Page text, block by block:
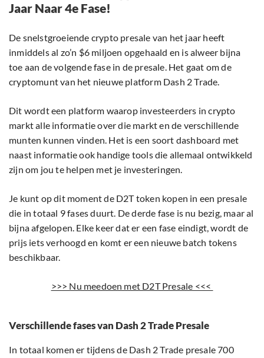
Jaar Naar 4e Fase!
De snelstgroeiende crypto presale van het jaar heeft
inmiddels al zo’n $6 miljoen opgehaald en is alweer bijna
toe aan de volgende fase in de presale. Het gaat om de
cryptomunt van het nieuwe platform Dash 2 Trade.
Dit wordt een platform waarop investeerders in crypto
markt alle informatie over die markt en de verschillende
munten kunnen vinden. Het is een soort dashboard met
naast informatie ook handige tools die allemaal ontwikkeld
zijn om jou te helpen met je investeringen.
Je kunt op dit moment de D2T token kopen in een presale
die in totaal 9 fases duurt. De derde fase is nu bezig, maar al
bijna afgelopen. Elke keer dat er een fase eindigt, wordt de
prijs iets verhoogd en komt er een nieuwe batch tokens
beschikbaar.
>>> Nu meedoen met D2T Presale <<<
Verschillende fases van Dash 2 Trade Presale
In totaal komen er tijdens de Dash 2 Trade presale 700